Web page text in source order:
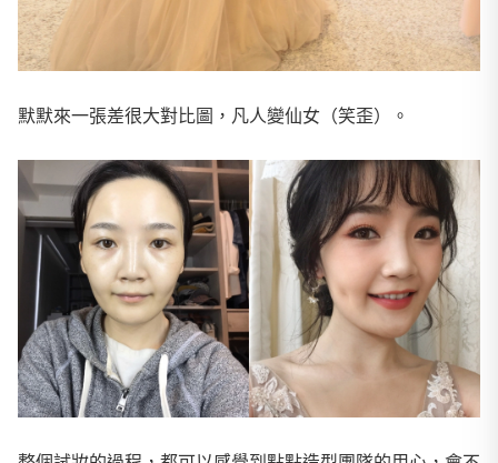
默默來一張差很大對比圖，凡人變仙女（笑歪）。